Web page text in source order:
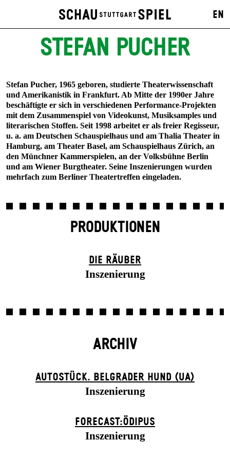
EN
STEFAN PUCHER
Stefan Pucher, 1965 geboren, studierte Theaterwissenschaft
und Amerikanistik in Frankfurt. Ab Mitte der 1990er Jahre
beschäftigte er sich in verschiedenen Performance-Projekten
mit dem Zusammenspiel von Videokunst, Musiksamples und
literarischen Stoffen. Seit 1998 arbeitet er als freier Regisseur,
u. a. am Deutschen Schauspielhaus und am Thalia Theater in
Hamburg, am Theater Basel, am Schauspielhaus Zürich, an
den Münchner Kammerspielen, an der Volksbühne Berlin
und am Wiener Burgtheater. Seine Inszenierungen wurden
mehrfach zum Berliner Theatertreffen eingeladen.
PRODUKTIONEN
DIE RÄUBER
Inszenierung
ARCHIV
AUTOSTÜCK. BELGRADER HUND (UA)
Inszenierung
FORECAST:ÖDIPUS
Inszenierung